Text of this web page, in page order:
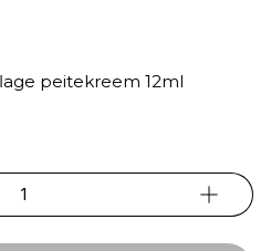
peitekreem 12ml